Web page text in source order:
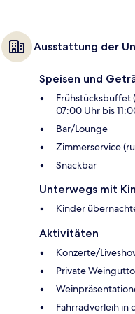
Ausstattung der
Speisen und
Frühstücksbuffet
07:00 Uhr bis
Bar/Lounge
Zimmerservice
Snackbar
Unterwegs mit
Kinder
Aktivitäten
Konzerte/
Private
Fahrradverleih in